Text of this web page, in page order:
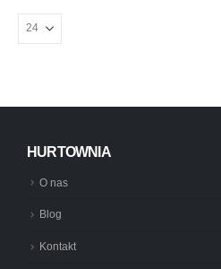
HURTOWNIA
O nas
Blog
Kontakt